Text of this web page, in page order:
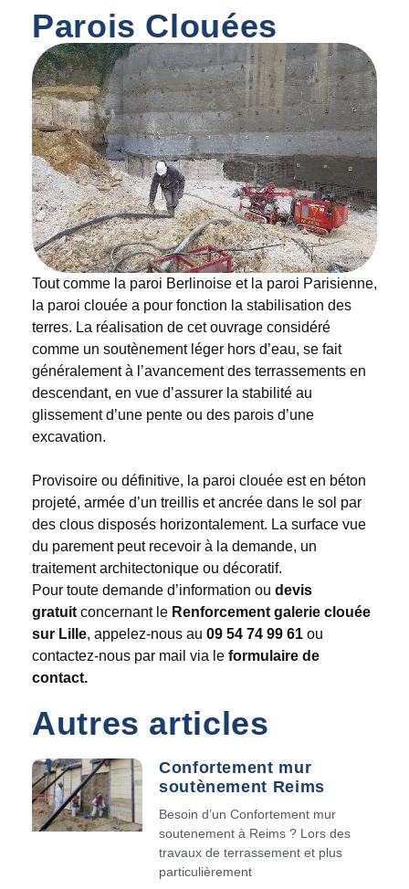
Parois Clouées
Tout comme la paroi Berlinoise et la paroi Parisienne,
la paroi clouée a pour fonction la stabilisation des
terres. La réalisation de cet ouvrage considéré
comme un soutènement léger hors d’eau, se fait
généralement à l’avancement des terrassements en
descendant, en vue d’assurer la stabilité au
glissement d’une pente ou des parois d’une
excavation.
Provisoire ou définitive, la paroi clouée est en béton
projeté, armée d’un treillis et ancrée dans le sol par
des clous disposés horizontalement. La surface vue
du parement peut recevoir à la demande, un
traitement architectonique ou décoratif.
Pour toute demande d’information ou devis
gratuit concernant le Renforcement galerie clouée
sur Lille, appelez-nous au 09 54 74 99 61 ou
contactez-nous par mail via le formulaire de
contact.
Autres articles
Confortement mur
soutènement Reims
Besoin d’un Confortement mur
soutenement à Reims ? Lors des
travaux de terrassement et plus
particulièrement